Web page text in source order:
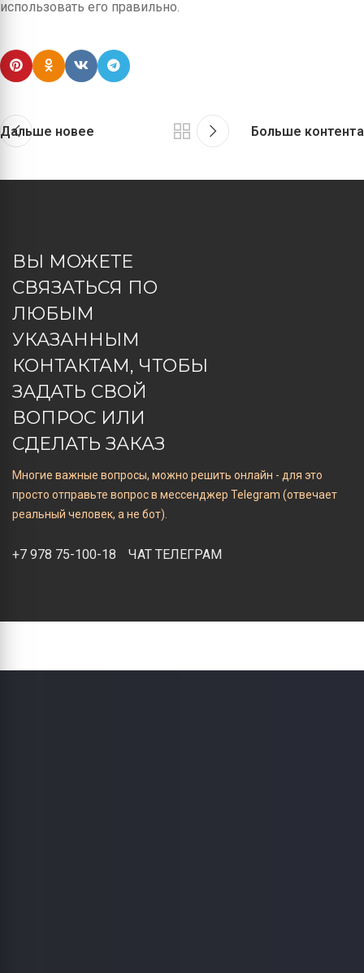
использовать его правильно.
Дальше новее Больше контента
ВЫ МОЖЕТЕ
СВЯЗАТЬСЯ ПО
ЛЮБЫМ
УКАЗАННЫМ
КОНТАКТАМ, ЧТОБЫ
ЗАДАТЬ СВОЙ
ВОПРОС ИЛИ
СДЕЛАТЬ ЗАКАЗ
Многие важные вопросы, можно решить онлайн - для это
просто отправьте вопрос в мессенджер Telegram (отвечает
реальный человек, а не бот).
+7 978 75-100-18 ЧАТ ТЕЛЕГРАМ